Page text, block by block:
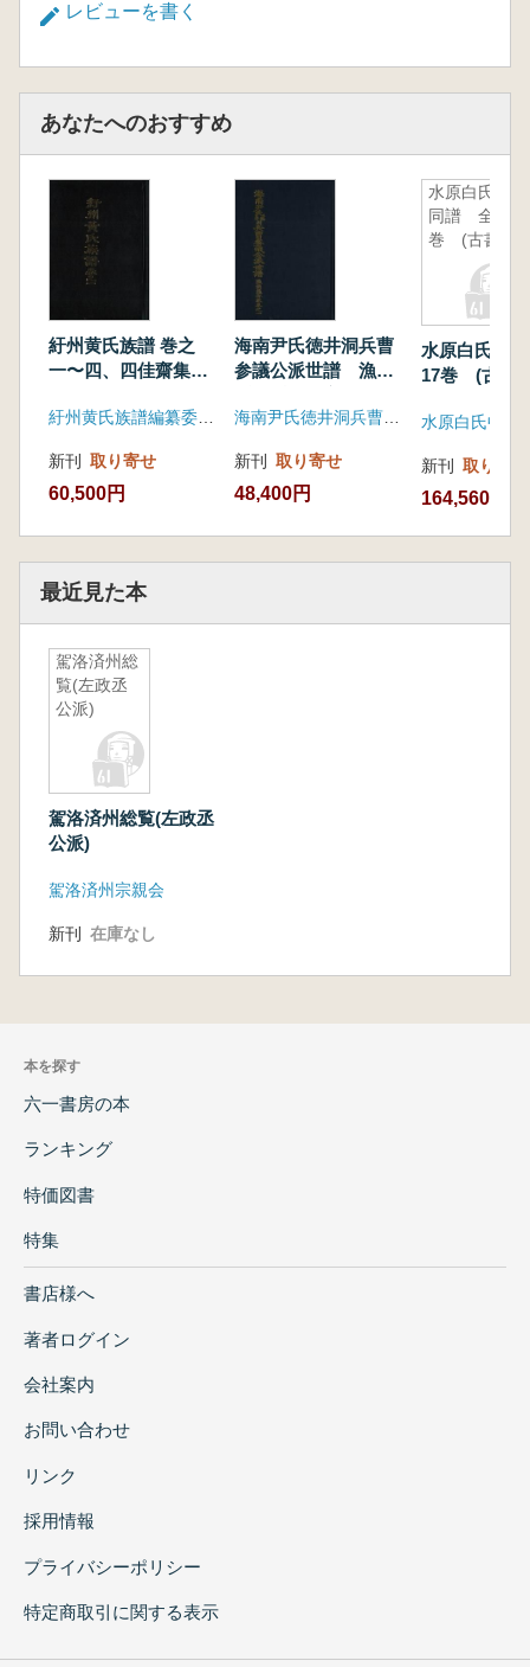
レビューを書く
あなたへのおすすめ
紆州黄氏族譜 巻之
一〜四、四佳齋集
紆州黄氏族譜編纂委員会
新刊 取り寄せ
60,500円
海南尹氏徳井洞兵曹
参議公派世譜 漁樵
四 全4巻 (古書) 海南尹氏徳井洞兵曹参議公派門中
新刊 取り寄せ
48,400円
水原白氏大
同譜 全17
巻 (古書)
水原白氏大
17巻 (古書)
水原白氏中央
新刊 取り寄せ
164,560円
最近見た本
駕洛済州総
覧(左政丞
公派)
駕洛済州総覧(左政丞
公派)
駕洛済州宗親会
新刊 在庫なし
本を探す
六一書房の本
ランキング
特価図書
特集
書店様へ
著者ログイン
会社案内
お問い合わせ
リンク
採用情報
プライバシーポリシー
特定商取引に関する表示